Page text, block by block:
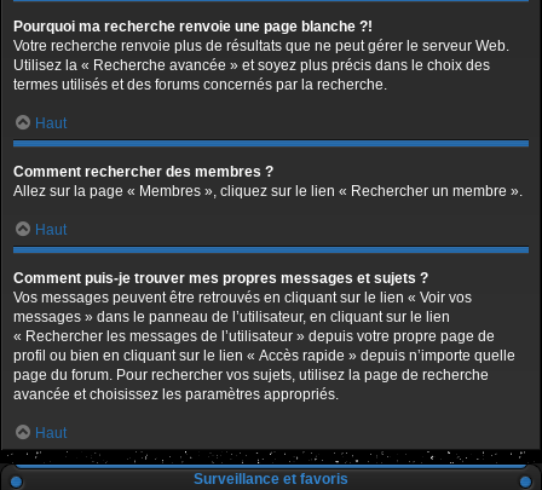
Pourquoi ma recherche renvoie une page blanche ?!
Votre recherche renvoie plus de résultats que ne peut gérer le serveur Web.
Utilisez la « Recherche avancée » et soyez plus précis dans le choix des
termes utilisés et des forums concernés par la recherche.
Haut
Comment rechercher des membres ?
Allez sur la page « Membres », cliquez sur le lien « Rechercher un membre ».
Haut
Comment puis-je trouver mes propres messages et sujets ?
Vos messages peuvent être retrouvés en cliquant sur le lien « Voir vos
messages » dans le panneau de l’utilisateur, en cliquant sur le lien
« Rechercher les messages de l’utilisateur » depuis votre propre page de
profil ou bien en cliquant sur le lien « Accès rapide » depuis n’importe quelle
page du forum. Pour rechercher vos sujets, utilisez la page de recherche
avancée et choisissez les paramètres appropriés.
Haut
Surveillance et favoris